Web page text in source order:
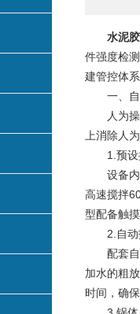
水泥
件强度检
建管控体
一、自
人为操
上消除人
1.预设
设备内
高速搅拌
型配备触
2.自动投
配套自动
加水的粗
时间，确